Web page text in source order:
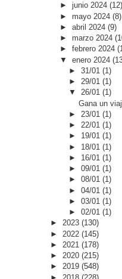
► junio 2024 (12)
► mayo 2024 (8)
► abril 2024 (9)
► marzo 2024
► febrero 2024
▼ enero 2024
►31/01(1)
►29/01(1)
▼26/01(1)
Gana un
► 23/01(1)
►22/01(1)
► 19/01(1)
► 18/01(1)
► 16/01(1)
►09/01(1)
►08/01(1)
►04/01(1)
►03/01(1)
►02/01(1)
► 2023 (130)
► 2022 (145)
► 2021 (178)
► 2020 (215)
► 2019 (548)
► 2018 (228)